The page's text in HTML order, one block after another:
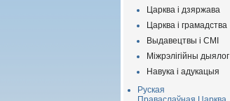
Царква і дзяржава
Царква і грамадства
Выдавецтвы і СМІ
Міжрэлігійны дыялог
Навука і адукацыя
Руская